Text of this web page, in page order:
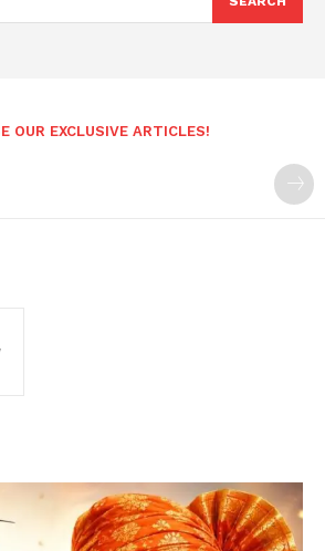
OUR EXCLUSIVE ARTICLES!